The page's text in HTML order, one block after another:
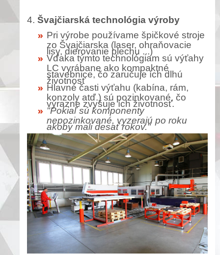
4. Švajčiarská technológia výroby
Pri výrobe používame špičkové stroje
zo Švajčiarska (laser, ohraňovacie
lisy, dierovanie plechu ...)
Vďaka týmto technológiam sú výťahy
LC vyrábane ako kompaktné
stavebnice, čo zaručuje ích dlhú
životnosť
Hlavné časti výťahu (kabína, rám,
konzoly atď.) sú pozinkované, čo
výrazne zvyšuje ích životnosť.
"Pokiaľ sú komponenty
nepozinkované, vyzerajú po roku
akoby mali desať rokov."